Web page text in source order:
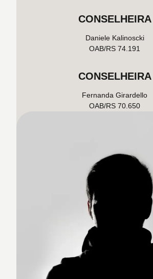
CONSELHEIRA
Daniele Kalinoscki
OAB/RS 74.191
CONSELHEIRA
Fernanda Girardello
OAB/RS 70.650